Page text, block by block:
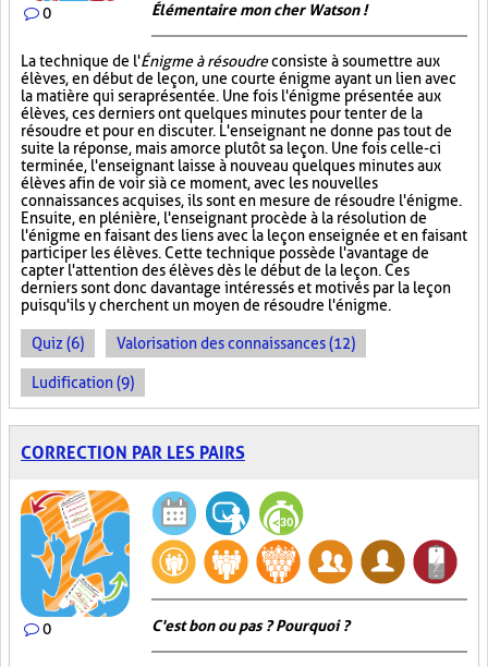
0 Élémentaire mon cher Watson !
La technique de l'Énigme à résoudreconsiste à soumettre aux
élèves, en début de leçon, une courte énigme ayant un lien avec
la matière qui sera présentée. Une fois l'énigme présentée aux
élèves, ces derniers ont quelques minutes pour tenter de la
résoudre et pour en discuter. L'enseignant ne donne pas tout de
suite la réponse, mais amorce plutôt sa leçon. Une fois celle-ci
terminée, l'enseignant laisse à nouveau quelques minutes aux
élèves afin de voir si à ce moment, avec les nouvelles
connaissances acquises, ils sont en mesure de résoudre l'énigme.
Ensuite, en plénière, l'enseignant procède à la résolution de
l'énigme en faisant des liens avec la leçon enseignée et en faisant
participer les élèves. Cette technique possède l'avantage de
capter l'attention des élèves dès le début de la leçon. Ces
derniers sont donc davantage intéressés et motivés par la leçon
puisqu'ils y cherchent un moyen de résoudre l'énigme.
Quiz (6) Valorisation des connaissances (12)
Ludification (9)
CORRECTION PAR LES PAIRS
0 C'est bon ou pas ? Pourquoi ?